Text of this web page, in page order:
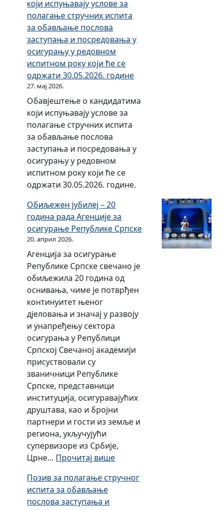
е
ч
а
в
а
њ
у
р
а
њ
а
н
о
в
ц
и
ф
и
н
а
н
с
и
р
а
њ
а
т
е
р
о
р
и
с
т
и
ч
и
х
а
и
н
а
н
с
и
р
њ
а
т
е
р
о
р
и
т
и
ч
к
и
х
а
к
т
и
в
н
о
с
т
и
Р
е
п
у
б
л
и
и
С
р
п
с
к
о
ј
о
о
р
д
и
н
а
и
ј
у
н
а
д
з
о
а
ф
и
н
а
н
с
и
ј
с
к
о
г
с
е
к
т
о
р
а
Р
е
у
б
који испуњавају услове за
полагање стручних испита
за обављање послова
заступања и посредовања у
осигурању у редовном
испитном року који ће се
одржати 30.05.2026. године
27. мај 2026.
Обавјештење о кандидатима
који испуњавају услове за
полагање стручних испита
за обављање послова
заступања и посредовања у
осигурању у редовном
испитном року који ће се
одржати 30.05.2026. године.
Обиљежен јубилеј – 20
година рада Агенције за
осигурање Републике Српске
20. април 2026.
Агенција за осигурање
Републике Српске свечано је
обиљежила 20 година од
оснивања, чиме је потврђен
континуитет њеног
дјеловања и значај у развоју
и унапређењу сектора
осигурања у Републици
Српској Свечаној академији
присуствовали су
званичници Републике
Српске, представници
институција, осигуравајућих
друштава, као и бројни
партнери и гости из земље и
региона, укључујући
супервизоре из Србије,
Црне… Прочитај више:
б
Позив за полагање стручног
испита за обављање
послова заступања и